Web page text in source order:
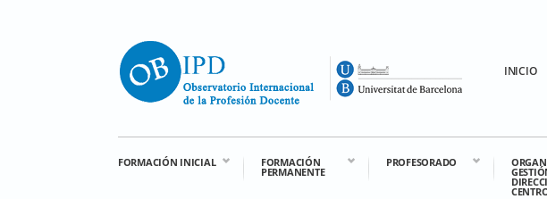
INICIO
FORMACIÓN INICIAL FORMACIÓN
PERMANENTE
PROFESORADO